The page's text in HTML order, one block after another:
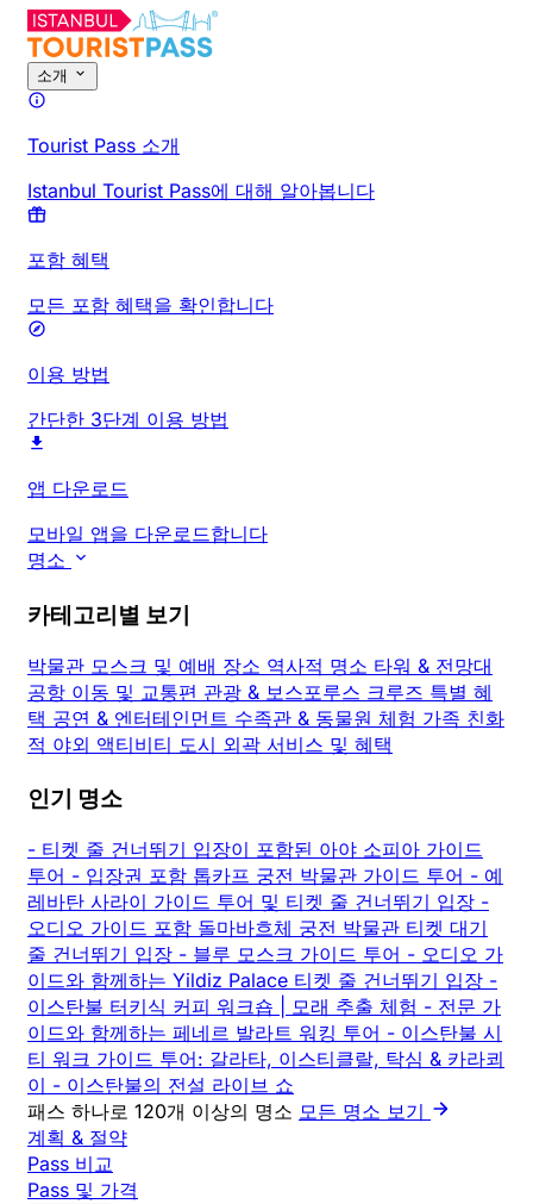
소개
Tourist Pass 소개
Istanbul Tourist Pass에 대해 알아봅니다
포함 혜택
모든 포함 혜택을 확인합니다
이용 방법
간단한 3단계 이용 방법
앱 다운로드
모바일 앱을 다운로드합니다
명소
카테고리별 보기
박물관 모스크 및 예배 장소 역사적 명소 타워 & 전망대
공항 이동 및 교통편 관광 & 보스포루스 크루즈 특별 혜
택 공연 & 엔터테인먼트 수족관 & 동물원 체험 가족 친화
적 야외 액티비티 도시 외곽 서비스 및 혜택
인기 명소
- 티켓 줄 건너뛰기 입장이 포함된 아야 소피아 가이드
투어 - 입장권 포함 톱카프 궁전 박물관 가이드 투어 - 예
레바탄 사라이 가이드 투어 및 티켓 줄 건너뛰기 입장 -
오디오 가이드 포함 돌마바흐체 궁전 박물관 티켓 대기
줄 건너뛰기 입장 - 블루 모스크 가이드 투어 - 오디오 가
이드와 함께하는 Yildiz Palace 티켓 줄 건너뛰기 입장 -
이스탄불 터키식 커피 워크숍 | 모래 추출 체험 - 전문 가
이드와 함께하는 페네르 발라트 워킹 투어 - 이스탄불 시
티 워크 가이드 투어: 갈라타, 이스티클랄, 탁심 & 카라쾨
이 - 이스탄불의 전설 라이브 쇼
패스 하나로 120개 이상의 명소 모든 명소 보기
계획 & 절약
Pass 비교
Pass 및 가격